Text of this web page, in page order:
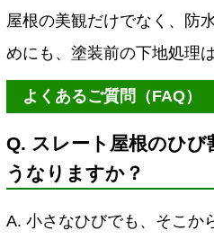
屋根の美観だけでなく、防
めにも、塗装前の下地処理
よくあるご質問（FAQ）
Q. スレート屋根のひ
うなりますか？
A. 小さなひびでも、そこか